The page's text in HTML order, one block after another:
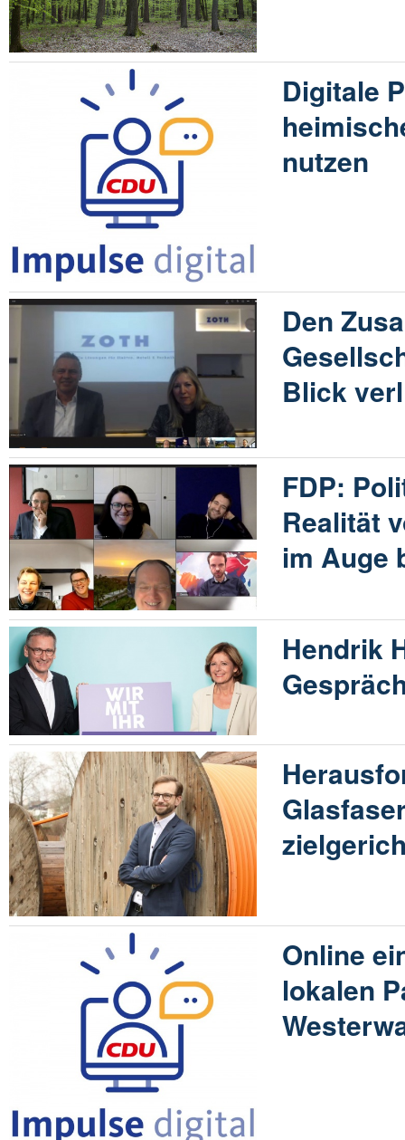
Digitale
nutzen
Den
Blick
FDP:
Realität
im Auge
Hendrik
Online
lokalen